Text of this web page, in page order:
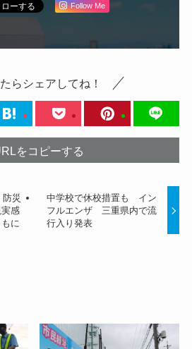
Follow Me
らシェアしてね！
をコピーする
防災
感
に
中学校で休校措置も イン
フルエンザ 三重県内で流
行入り発表